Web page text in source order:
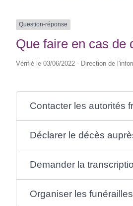
Question-réponse
Que faire en cas de
Vérifié le 03/06/2022 - Direction de
Contacter les autorités
Déclarer le décès
Demander la
Organiser les funérailles